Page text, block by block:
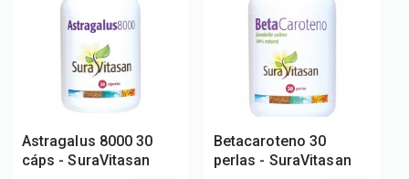
Astragalus 8000 30
cáps - SuraVitasan
Betacaroteno 30
perlas - SuraVitasan